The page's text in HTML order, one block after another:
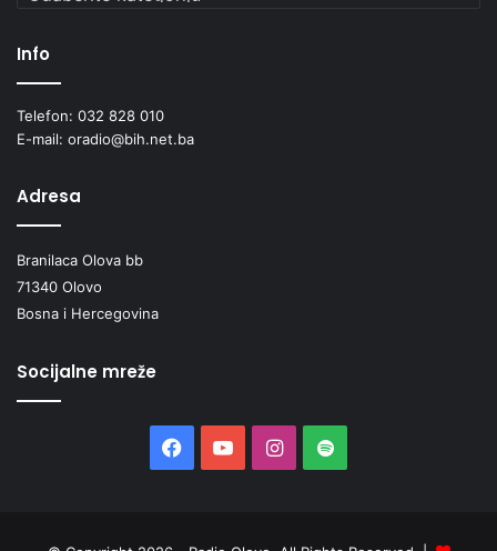
Info
Telefon: 032 828 010
E-mail: oradio@bih.net.ba
Adresa
Branilaca Olova bb
71340 Olovo
Bosna i Hercegovina
Socijalne mreže
FacebookYouTubeInstagram
Spotify